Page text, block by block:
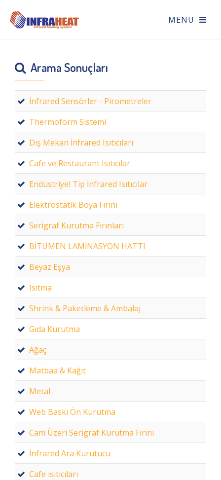
Arama Sonuçları
İnfrared Sensörler - Pirometreler
Thermoform Sistemi
Dış Mekan İnfrared Isıtıcıları
Cafe ve Restaurant Isıtıcılar
Endüstriyel Tip İnfrared Isıtıcılar
Elektrostatik Boya Fırını
Serigraf Kurutma Fırınları
BİTÜMEN LAMİNASYON HATTI
Beyaz Eşya
Isıtma
Shrink & Paketleme & Ambalaj
Gıda Kurutma
Ağaç
Matbaa & Kağıt
Metal
Web Baskı Ön Kurutma
Cam Üzeri Serigraf Kurutma Fırını
İnfrared Ara Kurutucu
Cafe ısıtıcıları